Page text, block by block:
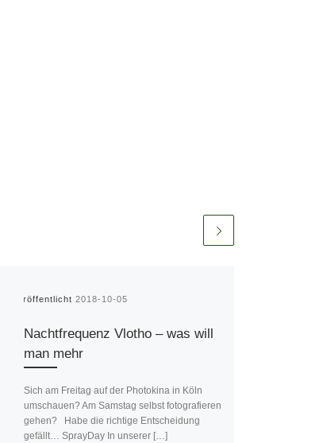
Veröffentlicht 2018-10-05
Nachtfrequenz Vlotho – was will
man mehr
Sich am Freitag auf der Photokina in Köln
umschauen? Am Samstag selbst fotografieren
gehen? Habe die richtige Entscheidung
gefällt… SprayDay In unserer […]